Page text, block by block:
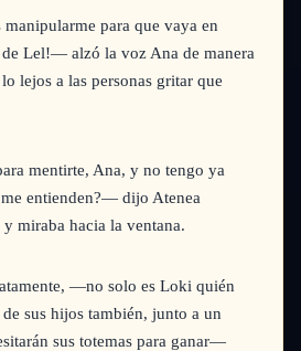
para que vaya en
de Lel!— alzó la voz Ana de manera
lejos a las personas gritar que
mentirte, Ana, y no tengo ya
entienden?— dijo Atenea
miraba hacia la ventana.
—no solo es Loki quién
sus hijos también, junto a un
sus totemas para ganar—